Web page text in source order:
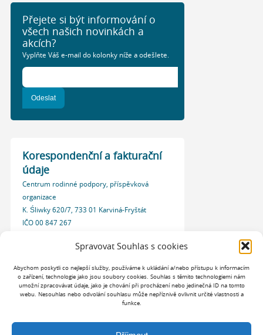
Spravovat Souhlas s cookies
Abychom poskytli co nejlepší služby, používáme k ukládání a/nebo přístupu k informacím
o zařízení, technologie jako jsou soubory cookies. Souhlas s těmito technologiemi nám
umožní zpracovávat údaje, jako je chování při procházení nebo jedinečná ID na tomto
webu. Nesouhlas nebo odvolání souhlasu může nepříznivě ovlivnit určité vlastnosti a
funkce.
Přejete si být informování o
všech našich novinkách a
akcích?
Vyplňte Váš e-mail do kolonky níže a odešlete.
Korespondenční a fakturační
údaje
Centrum rodinné podpory, příspěvková
organizace
K. Śliwky 620/7, 733 01 Karviná-Fryštát
IČO 00 847 267